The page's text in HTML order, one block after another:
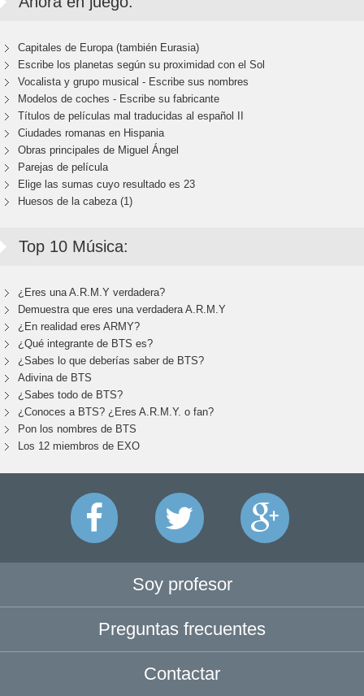
Capitales de Europa (también Eurasia)
Escribe los planetas según su proximidad con el Sol
Vocalista y grupo musical - Escribe sus nombres
Modelos de coches - Escribe su fabricante
Títulos de películas mal traducidas al español II
Ciudades romanas en Hispania
Obras principales de Miguel Ángel
Parejas de película
Elige las sumas cuyo resultado es 23
Huesos de la cabeza (1)
Top 10 Música:
¿Eres una A.R.M.Y verdadera?
Demuestra que eres una verdadera A.R.M.Y
¿En realidad eres ARMY?
¿Qué integrante de BTS es?
¿Sabes lo que deberías saber de BTS?
Adivina de BTS
¿Sabes todo de BTS?
¿Conoces a BTS? ¿Eres A.R.M.Y. o fan?
Pon los nombres de BTS
Los 12 miembros de EXO
Soy profesor
Preguntas frecuentes
Contactar